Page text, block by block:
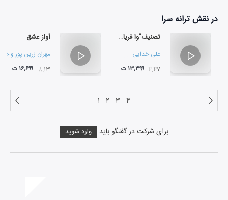
در نقشترانه سرا
تصنیف"وا فریاد از عشق"
علی خدایی
۰۴:۴۷ ۱۳,۳۹۹ ت
آواز عشق
مهران زرین پور و
۰۸:۱۳ ۱۶,۶۹۹ ت
۱ ۲ ۳ ۴
برای شرکت در گفتگو باید وارد شوید